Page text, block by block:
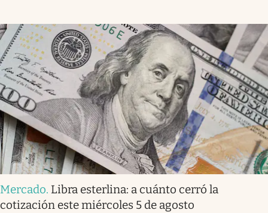
Mercado. Libra esterlina: a cuánto cerró la
cotización este miércoles 5 de agosto